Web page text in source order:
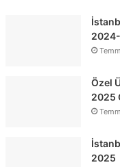
Özel
2025
2025